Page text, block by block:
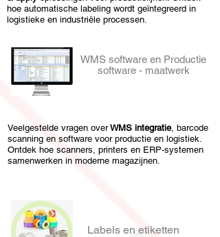
hoe automatische labeling wordt geïntegreerd in
logistieke en industriële processen.
WMS software en Productie
software - maatwerk
Veelgestelde vragen over WMS integratie, barcode
scanning en software voor productie en logistiek.
Ontdek hoe scanners, printers en ERP-systemen
samenwerken in moderne magazijnen.
Labels en etiketten